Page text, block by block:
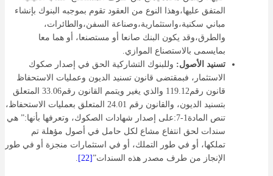
المتفق عليها،وهذا النوع من العقود تقوم بموجبه البنوك بإنشاء
مباني سكنية،واستثمارية،وصناعة السفن،والطائرات،
والطرق،وقد يكون البنك صانعا أو مستصنعا، أو هما معا
بمايسمى بالاستصناع الموازي.
تسنيد الأصول: وللبنوك التشاركية الحق في إصدار صكوك
الاستثمار، فبمقتضى قانون تسنيد الديون وعمليات الاستحفاظ
قانون رقم119.12 والذي يغير ويتمم القانون رقم33.06 المتعلق
بتسنيد الديون، والقانون رقم 24.01 المتعلق بعمليات الاستحفاظ،
تنص المادة1-7:على إصدار شهادات الصكوك، وتعرفها بأنها:” هي
سندات لحق انتفاع مشاع لكل حامل في أصول مؤهلة تم
تملكها، أو في طور التملك، أو في استثمارات منجزة أو في طور
الإنجاز من طرف مصدر هذه السندات”[22]